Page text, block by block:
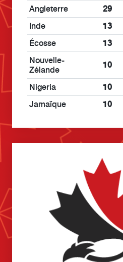
Angleterre
29
Inde
13
Écosse
13
Nouvelle-
Zélande
10
Nigeria 10
Jamaïque
10